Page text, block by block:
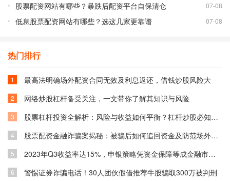
股票配资网站有哪些？暴跌后配资平台自保清仓 07-08
低息股票配资网站有哪些？选这几家更靠谱 07-08
热门排行
1 最高法明确场外配资合同无效及利息返还，借钱炒股风险大
2 网络炒股杠杆备受关注，一文带你了解其知识与风险
3 股票杠杆投资全解析：风险与收益如何平衡？杠杆炒股必知技巧
4 股票配资金融诈骗案揭秘：被骗后如何追回资金及防范场外配资风险
5 2023年Q3收益率达15%，申银策略凭资金保障等成金融市场关注焦点
6 警惕证券诈骗电话！30人团伙假借推荐牛股骗取300万被判刑